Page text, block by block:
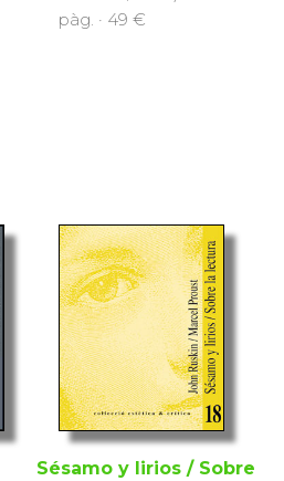
pàg. · 49 €
Sésamo y lirios / Sobre